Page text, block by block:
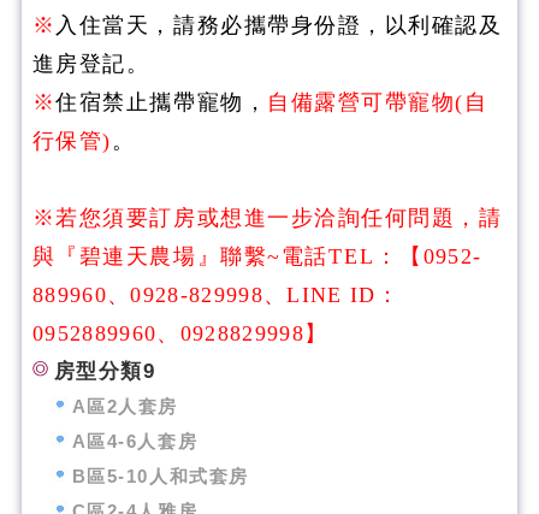
※ 入住當天，請務必攜帶身份證，以利確認及
進房登記。
※住宿禁止攜帶寵物， 自備露營可帶寵物(自
行保管) 。
※若您須要訂房或想進一步洽詢任何問題，請
與『碧連天農場』聯繫~電話TEL： 【 0952-
889960、0928-829998、LINE ID：
0952889960、0928829998 】
房型分類9
A區2人套房
A區4-6人套房
B區5-10人和式套房